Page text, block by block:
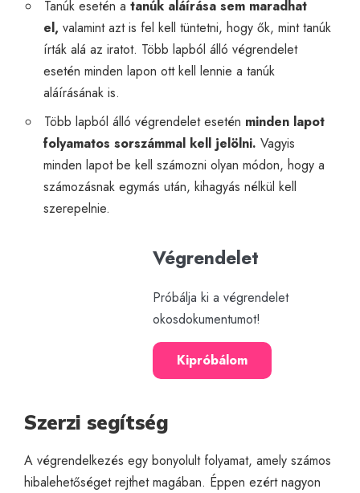
Tanúk esetén a tanúk aláírása sem maradhat
el, valamint azt is fel kell tüntetni, hogy ők, mint tanúk
írták alá az iratot. Több lapból álló végrendelet
esetén minden lapon ott kell lennie a tanúk
aláírásának is.
Több lapból álló végrendelet esetén minden lapot
folyamatos sorszámmal kell jelölni. Vagyis
minden lapot be kell számozni olyan módon, hogy a
számozásnak egymás után, kihagyás nélkül kell
szerepelnie.
Végrendelet
Próbálja ki a végrendelet
okosdokumentumot!
Kipróbálom
Szerzi segítség
A végrendelkezés egy bonyolult folyamat, amely számos
hibalehetőséget rejthet magában. Éppen ezért nagyon